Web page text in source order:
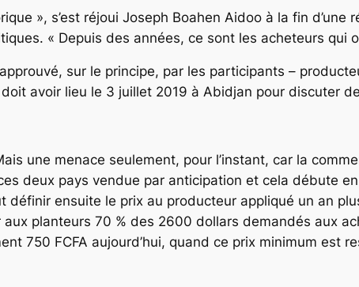
», s’est réjoui Joseph Boahen Aidoo à la fin
« Depuis des années, ce sont les acheteurs qui
sur le principe, par les participants –
avoir lieu le 3 juillet 2019 à Abidjan pour discuter
une menace seulement, pour l’instant, car la
deux pays vendue par anticipation et cela débute
définir ensuite le prix au producteur appliqué un an
planteurs 70 % des 2600 dollars demandés aux
750 FCFA aujourd’hui, quand ce prix minimum est